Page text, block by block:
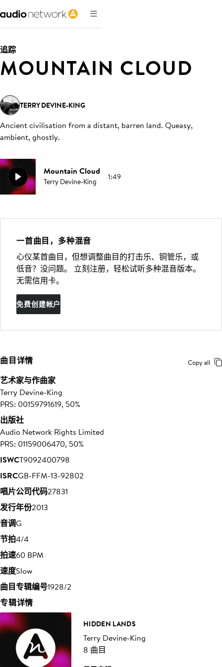
追踪
MOUNTAIN CLOUD
TERRY DEVINE-KING
Ancient civilisation from a distant, barren land. Queasy,
ambient, ghostly.
Mountain Cloud
Terry Devine-King 1:49
一首曲目，多种混音
心仪某首曲目，但想调整曲目的打击乐、铜管乐，或
低音？没问题。 立刻注册，轻松试听多种混音版本。
无需信用卡。
免费创建帐户
曲目详情 Copy all
艺术家与作曲家
Terry Devine-King
PRS: 00159791619, 50%
出版社
Audio Network Rights Limited
PRS: 01159006470, 50%
ISWCT9092400798
ISRCGB-FFM-13-92802
唱片公司代码27831
发行年份2013
音调G
节拍4/4
拍速60 BPM
速度Slow
曲目专辑编号1928/2
专辑详情
HIDDEN LANDS
Terry Devine-King
8 曲目